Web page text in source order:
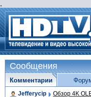
.
Сообщения
Комментарии
Jefferycip Обзор 4K